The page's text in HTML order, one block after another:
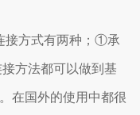
接方式有两种；①承
方法都可以做到基
在国外的使用中都很